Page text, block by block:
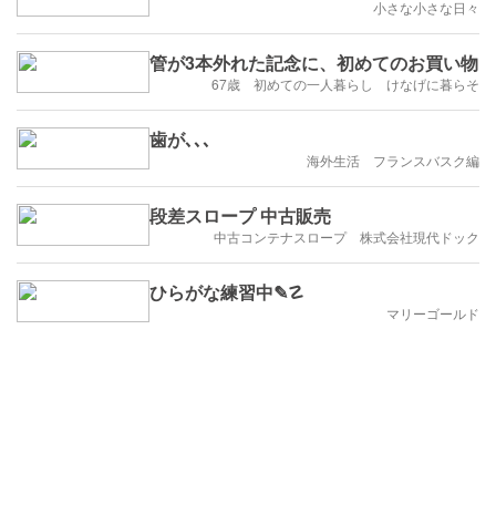
小さな小さな日々
管が3本外れた記念に、初めてのお買い物
67歳 初めての一人暮らし けなげに暮らそ
歯が､､､
海外生活 フランスバスク編
段差スロープ 中古販売
中古コンテナスロープ 株式会社現代ドック
ひらがな練習中✎☡
マリーゴールド